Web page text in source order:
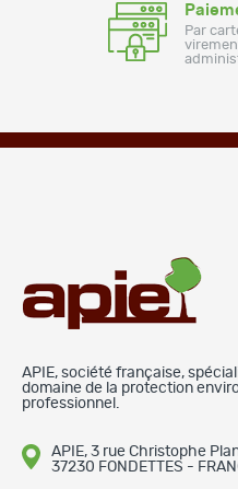
Par
APIE, société française,
domaine de la protection
professionnel.
APIE, 3 rue Christophe
37230 FONDETTES -